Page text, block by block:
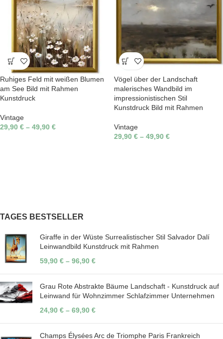
Ruhiges Feld mit weißen Blumen
am See Bild mit Rahmen
Kunstdruck
Vintage
29,90 € – 49,90 €
Vögel über der Landschaft
malerisches Wandbild im
impressionistischen Stil
Kunstdruck Bild mit Rahmen
Vintage
29,90 € – 49,90 €
TAGES BESTSELLER
Giraffe in der Wüste Surrealistischer Stil Salvador Dalí
Leinwandbild Kunstdruck mit Rahmen
59,90 € – 96,90 €
Grau Rote Abstrakte Bäume Landschaft - Kunstdruck auf
Leinwand für Wohnzimmer Schlafzimmer Unternehmen
24,90 € – 69,90 €
Champs Élysées Arc de Triomphe Paris Frankreich